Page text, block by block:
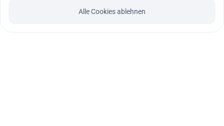
Alle Cookies ablehnen